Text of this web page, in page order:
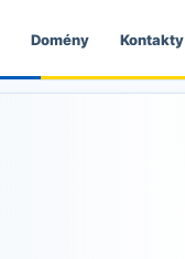
Domény Kontakty